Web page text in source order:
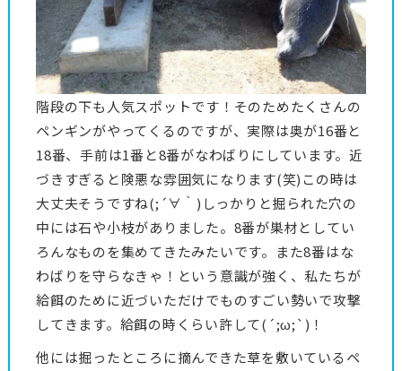
階段の下も人気スポットです！そのためたくさんの
ペンギンがやってくるのですが、実際は奥が16番と
18番、手前は1番と8番がなわばりにしています。近
づきすぎると険悪な雰囲気になります(笑)この時は
大丈夫そうですね(;´∀｀)しっかりと掘られた穴の
中には石や小枝がありました。8番が巣材としてい
ろんなものを集めてきたみたいです。また8番はな
わばりを守らなきゃ！という意識が強く、私たちが
給餌のために近づいただけでものすごい勢いで攻撃
してきます。給餌の時くらい許して(´;ω;`)！
他には掘ったところに摘んできた草を敷いているペ